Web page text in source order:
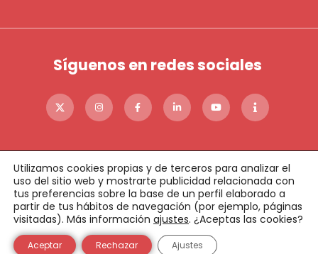
Síguenos en redes sociales
©2023 FADE Política de cookies Política de privacidad
Aviso legal Condiciones de donaciones online
Política de Calidad
Condiciones de uso
Utilizamos cookies propias y de terceros para analizar el
uso del sitio web y mostrarte publicidad relacionada con
tus preferencias sobre la base de un perfil elaborado a
partir de tus hábitos de navegación (por ejemplo, páginas
visitadas). Más información ajustes. ¿Aceptas las cookies?
Aceptar Rechazar Ajustes